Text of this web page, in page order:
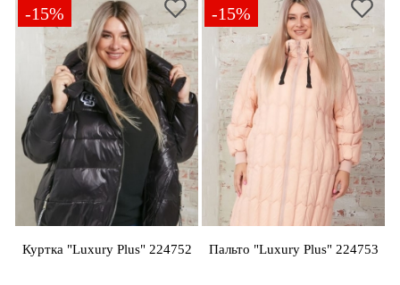
-15%
Куртка "Luxury Plus" 224752
-15%
Пальто "Luxury Plus" 224753